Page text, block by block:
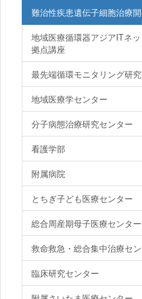
難治性疾患遺伝子細胞治療
地域医療循環器アジアITネ
拠点講座
最先端循環モニタリング研
地域医療学センター
分子病態治療研究センター
看護学部
附属病院
とちぎ子ども医療センター
総合周産期母子医療センター
救命救急・総合集中治療セ
臨床研究センター